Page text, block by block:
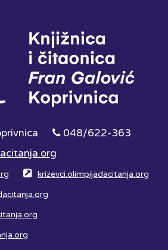
048/622-363
krizevci.olimpijadacitanja.org